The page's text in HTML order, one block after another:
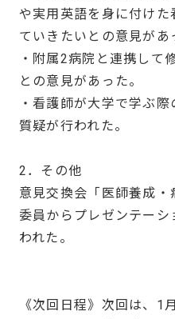
や実用英語を身に付けた
ていきたいとの意見があ
・附属2病院と連携して
との意見があった。
・看護師が大学で学ぶ
質疑が行われた。
2．その他
意見交換会「医師養成・
委員からプレゼンテー
われた。
《次回日程》次回は、1